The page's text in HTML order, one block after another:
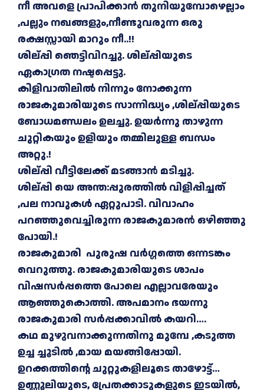
നീ അവളെ പ്രാപിക്കാൻ തുനിയുമ്പോഴെല്ലാം
,പല്ലും നഖങ്ങളും,നീണ്ടുവരുന്ന ഒരു
രക്ഷസ്സായി മാറും നീ..!!
ശില്പ്പി ഞെട്ടിവിറച്ചു. ശില്പ്പിയുടെ
ഏകാഗ്രത നഷ്ടപ്പെട്ടു.
കിളിവാതിലിൽ നിന്നും നോക്കുന്ന
രാജകുമാരിയുടെ സാന്നിദ്ധ്യം ,ശില്പ്പിയുടെ
ബോധമണ്ഡലം ഉലച്ചു. ഉയർന്നു താഴുന്ന
ചുറ്റികയും ഉളിയും തമ്മിലുള്ള ബന്ധം
അറ്റു.!
ശില്പ്പി വീട്ടിലേക്ക് മടങ്ങാൻ മടിച്ചു.
ശില്പ്പി യെ അന്ത:പ്പുരത്തിൽ വിളിപ്പിച്ചത്
,പല നാവുകൾ ഏറ്റുപാടി. വിവാഹം
പറഞ്ഞുവെച്ചിരുന്ന രാജകുമാരൻ ഒഴിഞ്ഞു
പോയി.!
രാജകുമാരി പുരുഷ വർഗ്ഗത്തെ ഒന്നടങ്കം
വെറുത്തു. രാജകുമാരിയുടെ ശാപം
വിഷസർപ്പത്തെ പോലെ എല്ലാവരേയും
ആഞ്ഞുകൊത്തി. അപമാനം ഭയന്നു
രാജകുമാരി സർപ്പക്കാവിൽ കയറി….
കഥ മുഴുവനാക്കുന്നതിനു മുമ്പേ ,കടുത്ത
ഉച്ച ച്ചൂടിൽ ,മായ മയങ്ങിപ്പോയി.
ഉറക്കത്തിന്റെ ചുറ്റുകളിലൂടെ താഴോട്ട്…
ഉണ്ണൂലിയുടെ, പ്രേതക്കാടുകളുടെ ഇടയിൽ,